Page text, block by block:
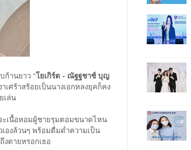
ก้านยาว "โยเกิร์ต - ณัฐฐชาช์ บุญ
ศร้าสร้อยเป็นนางเอกหลงยุคก็คง
เล่น
ะเนื้อหอมผู้ชายรุมตอมขนาดไหน
องล้วนๆ พร้อมดื่มด่ำความเป็น
งตายหรอกเธอ